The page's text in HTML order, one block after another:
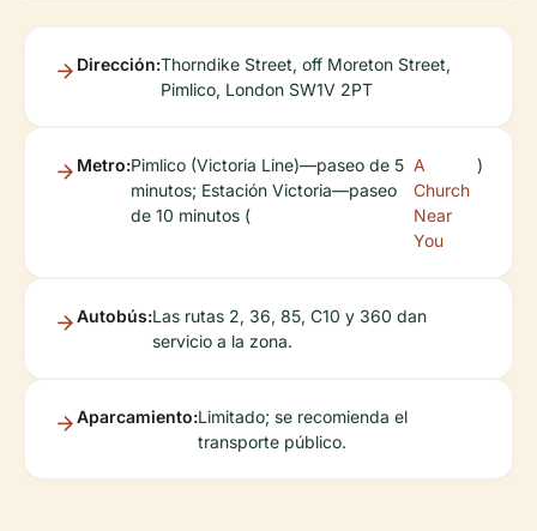
Dirección:Thorndike Street, off Moreton Street,
Pimlico, London SW1V 2PT
Metro:Pimlico (Victoria Line)—paseo de 5
minutos; Estación Victoria—paseo
de 10 minutos (
A
Church
Near
You
)
Autobús:Las rutas 2, 36, 85, C10 y 360 dan
servicio a la zona.
Aparcamiento:Limitado; se recomienda el
transporte público.